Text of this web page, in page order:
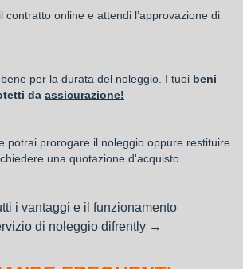
contratto online e attendi l’approvazione di
per la durata del noleggio. I tuoi beni
da assicurazione!
potrai prorogare il noleggio oppure restituire
una quotazione d'acquisto.
i vantaggi e il funzionamento
di noleggio difrently →